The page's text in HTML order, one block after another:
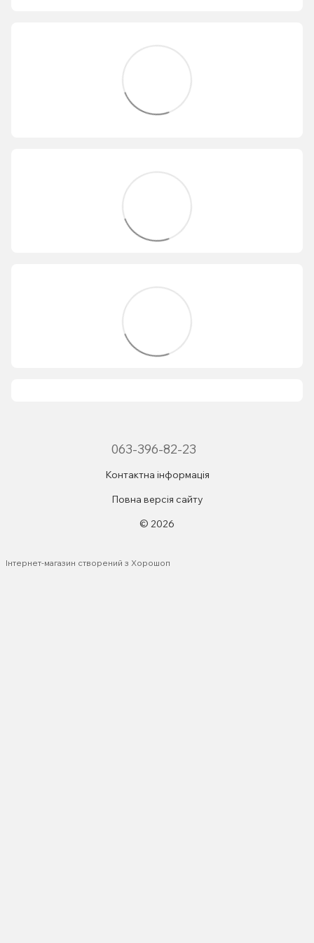
063-396-82-23
Контактна інформація
Повна версія сайту
© 2026
Інтернет-магазин створений з Хорошоп